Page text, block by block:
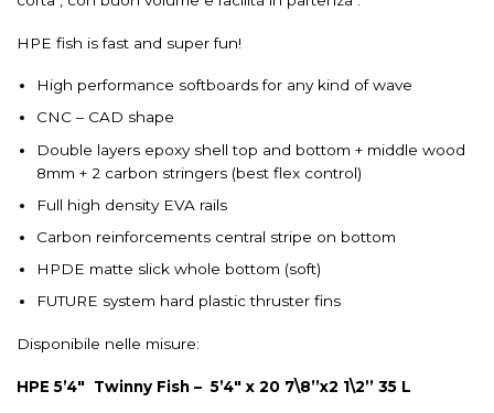
HPE fish is fast and super fun!
High performance softboards for any kind of wave
CNC – CAD shape
Double layers epoxy shell top and bottom + middle wood
8mm + 2 carbon stringers (best flex control)
Full high density EVA rails
Carbon reinforcements central stripe on bottom
HPDE matte slick whole bottom (soft)
FUTURE system hard plastic thruster fins
Disponibile nelle misure:
HPE 5’4″ Twinny Fish – 5’4″ x 20 7\8’’x2 1\2’’ 35 L